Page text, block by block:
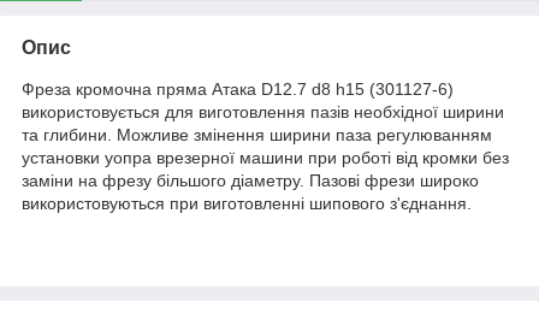
Опис
Фреза кромочна пряма Атака D12.7 d8 h15 (301127-6)
використовується для виготовлення пазів необхідної ширини
та глибини. Можливе змінення ширини паза регулюванням
установки уопра врезерної машини при роботі від кромки без
заміни на фрезу більшого діаметру. Пазові фрези широко
використовуються при виготовленні шипового з'єднання.